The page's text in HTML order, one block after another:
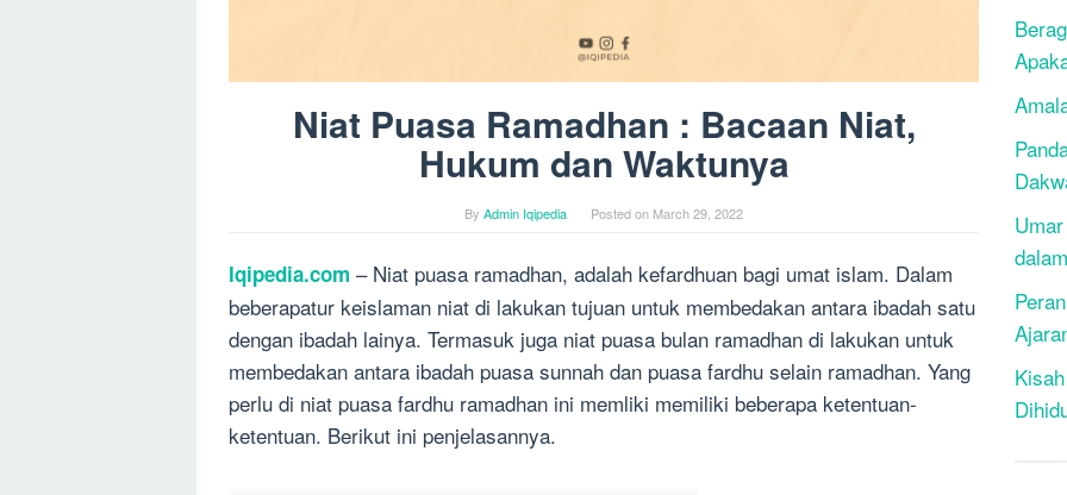
Niat Puasa Ramadhan : Bacaan Niat,
Hukum dan Waktunya
By Admin Iqipedia Posted on March 29, 2022
Iqipedia.com – Niat puasa ramadhan, adalah kefardhuan bagi umat islam. Dalam
beberapatur keislaman niat di lakukan tujuan untuk membedakan antara ibadah satu
dengan ibadah lainya. Termasuk juga niat puasa bulan ramadhan di lakukan untuk
membedakan antara ibadah puasa sunnah dan puasa fardhu selain ramadhan. Yang
perlu di niat puasa fardhu ramadhan ini memliki memiliki beberapa ketentuan-
ketentuan. Berikut ini penjelasannya.